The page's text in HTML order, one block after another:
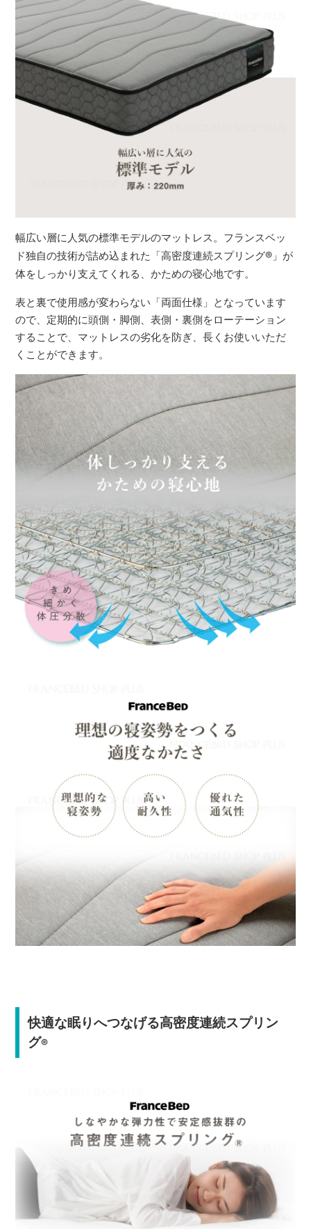
幅広い層に人気の標準モデルのマットレス。フランスベッ
ド独自の技術が詰め込まれた「高密度連続スプリング® 」が
体をしっかり支えてくれる、かための寝心地です。
表と裏で使用感が変わらない「両面仕様」となっています
ので、定期的に頭側・脚側、表側・裏側をローテーション
することで、マットレスの劣化を防ぎ、長くお使いいただ
くことができます。
快適な眠りへつなげる高密度連続スプリン
グ®